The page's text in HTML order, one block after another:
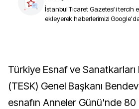
İstanbul Ticaret Gazetesi'i tercih
ekleyerek haberlerimizi
Türkiye Esnaf ve Sanatkarları Konfederasyonu
(TESK) Genel Başkanı
esnafın Anneler Günü'nde 80